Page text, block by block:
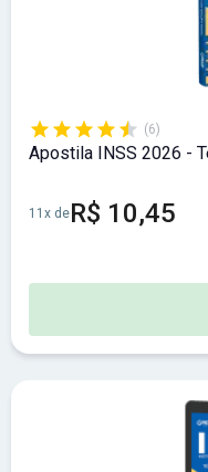
(6)
Apostila INSS 2026 -
11x deR$ 10,45